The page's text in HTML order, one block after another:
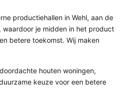
productiehallen in Wehl, aan de
je midden in het product
betere toekomst. Wij maken
houten woningen,
keuze voor een betere